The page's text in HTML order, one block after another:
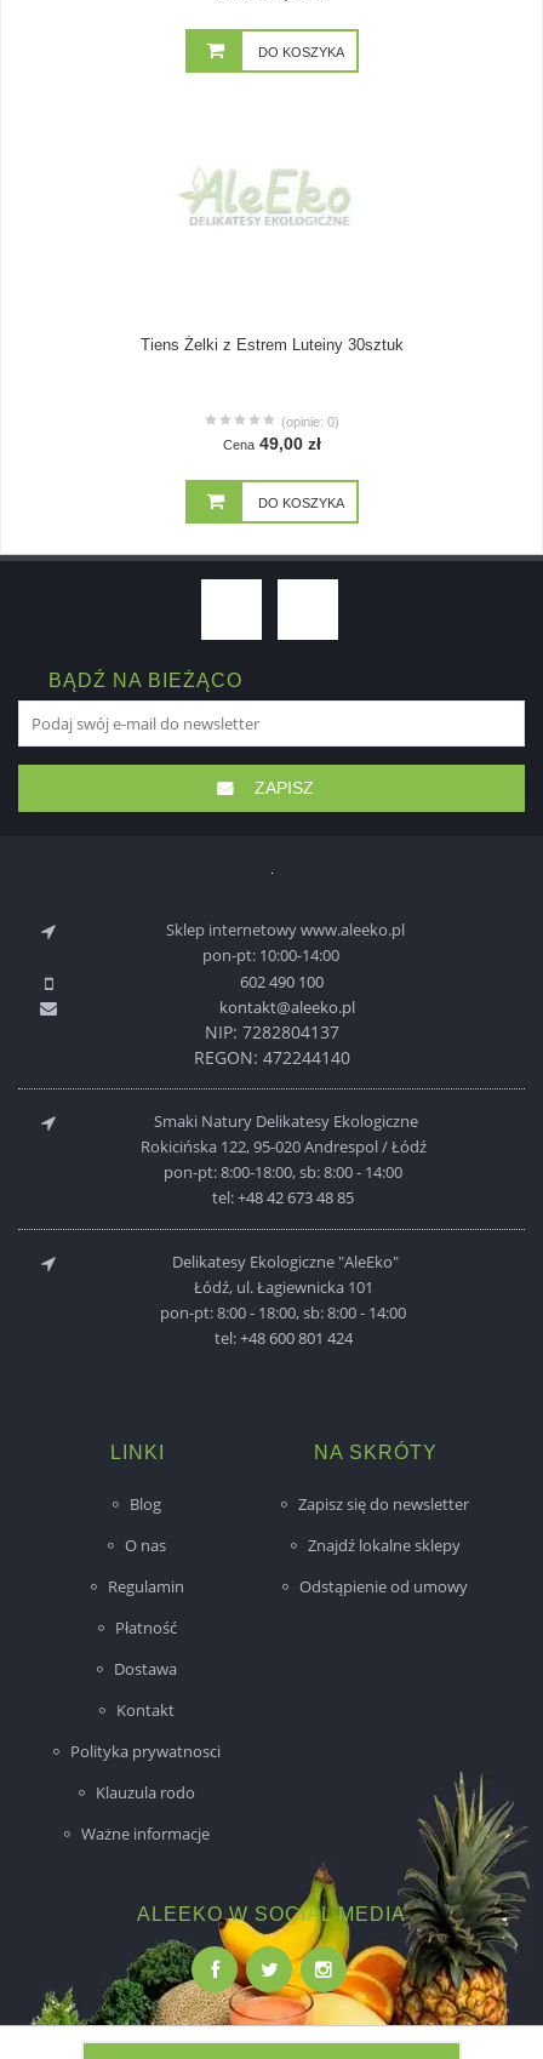
DO KOSZYKA
Tiens Żelki z Estrem Luteiny 30sztuk
(opinie: 0)
Cena 49,00 zł
DO KOSZYKA
BĄDŹ NA BIEŻĄCO
ZAPISZ
Sklep internetowy www.aleeko.pl
pon-pt: 10:00-14:00
602 490 100
kontakt@aleeko.pl
NIP: 7282804137
REGON: 472244140
Smaki Natury Delikatesy Ekologiczne
Rokicińska 122, 95-020 Andrespol / Łódź
pon-pt: 8:00-18:00, sb: 8:00 - 14:00
tel:+48 42 673 48 85
Delikatesy Ekologiczne "AleEko"
Łódź, ul. Łagiewnicka 101
pon-pt: 8:00 - 18:00, sb: 8:00 - 14:00
tel:+48 600 801 424
LINKI
Blog
O nas
Regulamin
Płatność
Dostawa
Kontakt
Polityka prywatnosci
Klauzula rodo
Ważne informacje
NA SKRÓTY
Zapisz się do newsletter
Znajdź lokalne sklepy
Odstąpienie od umowy
ALEEKO W SOCIAL MEDIA